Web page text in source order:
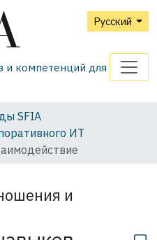
Русский
и компетенций для
SFIA
ИТ
и